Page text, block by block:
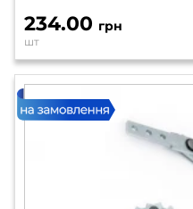
234.00 грн
шт